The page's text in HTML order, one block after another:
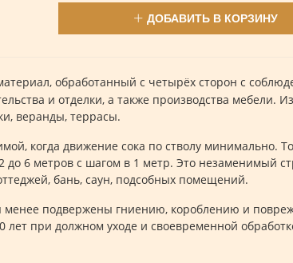
ДОБАВИТЬ В КОРЗИНУ
обработанный с четырёх сторон с
и отделки, а также производства мебели.
веранды, террасы.
когда движение сока по стволу минимально.
до 6 метров с шагом в 1 метр. Это незаменимый
бань, саун, подсобных помещений.
менее подвержены гниению, короблению и
при должном уходе и своевременной